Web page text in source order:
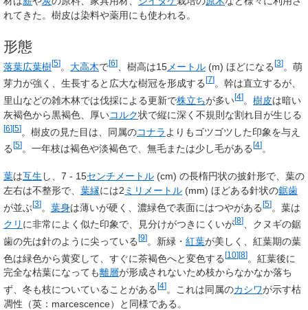
れてきた。樹皮は染料や薬用にも使われる。
形態
落葉広葉樹[5]。 大高木で[6] 、樹高は15 メートル (m) ほどになる[3]。萌
芽力が強く、生長すると広大な樹冠を形成する [7] 。幹は直立するが、
里山などの雑木林では伐採による更新で株立ちが多い[4]。 樹皮は暗い
灰褐色から黒褐色、厚いコルク状で縦に深く不規則な割れ目が生じる
[6][5]。樹皮の見た目は、同属のコナラ よりもゴツゴツした印象を与え
る [5] 。一年枝は褐色や淡褐色で、無毛または少し毛がある [4] 。
葉は互生 し、7 - 15センチメートル (cm) の長楕円状の披針形で、葉の
左右は不整形で、 葉縁には2 ミリメートル (mm) ほどある針状の鋸歯
が並ぶ[3]。 葉身は薄いが硬く、濃緑色で表面にはつやがある[5]。葉は
クリ に非常によく似た印象で、見分けがつきにくいが[8]
、クヌギの鋸
歯の先は針のように尖っている[9]。新緑・ 紅葉が美しく、紅葉期の葉
色は緑色から黄変して、すぐに茶褐色へと変色する[10][8]
。紅葉後に
完全な枯葉になっても離層が形成されないため枝からなかなか落ち
ず、冬も枝についていることがある [4] 。これは同属のカシワが示す枯
凋性（英：marcescence）と同様である。